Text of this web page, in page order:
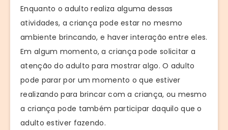
Enquanto o adulto realiza alguma dessas
atividades, a criança pode estar no mesmo
ambiente brincando, e haver interação entre eles.
Em algum momento, a criança pode solicitar a
atenção do adulto para mostrar algo. O adulto
pode parar por um momento o que estiver
realizando para brincar com a criança, ou mesmo
a criança pode também participar daquilo que o
adulto estiver fazendo.